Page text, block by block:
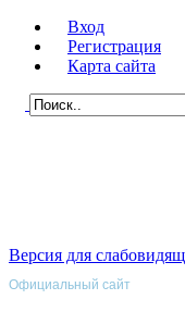
Вход
Регистрация
Карта сайта
Версия для
Официальный сайт